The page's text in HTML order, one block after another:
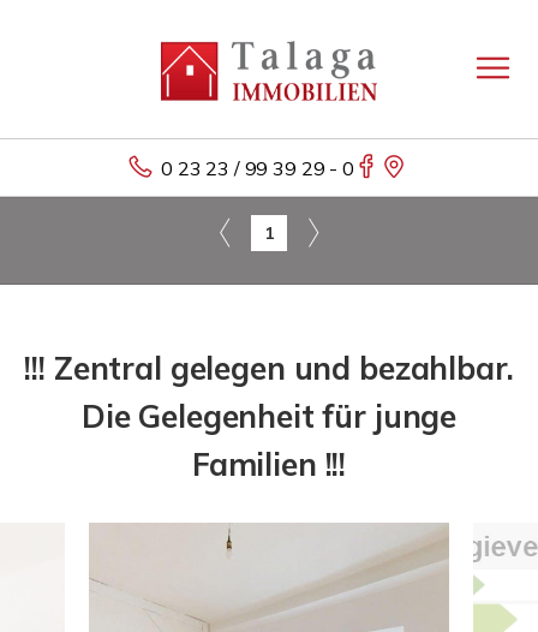
0 23 23 / 99 39 29 - 0
1
!!! Zentral gelegen und bezahlbar.
Die Gelegenheit für junge
Familien !!!